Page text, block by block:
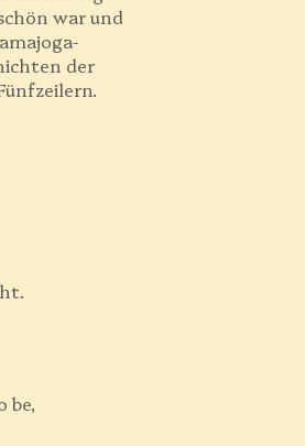
war und
der
be,